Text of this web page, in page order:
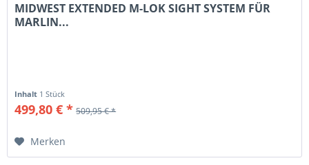
MIDWEST EXTENDED M-LOK SIGHT SYSTEM FÜR
MARLIN...
Inhalt 1 Stück
499,80 € * 509,95 € *
Merken